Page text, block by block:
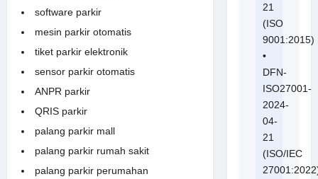
software parkir
mesin parkir otomatis
tiket parkir elektronik
sensor parkir otomatis
ANPR parkir
QRIS parkir
palang parkir mall
palang parkir rumah sakit
palang parkir perumahan
21
(ISO
9001:2015)
•
DFN-
ISO27001-
2024-
04-
21
(ISO/IEC